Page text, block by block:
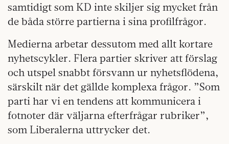
samtidigt som KD inte skiljer sig mycket från
de båda större partierna i sina profilfrågor.
Medierna arbetar dessutom med allt kortare
nyhetscykler. Flera partier skriver att förslag
och utspel snabbt försvann ur nyhetsflödena,
särskilt när det gällde komplexa frågor. ”Som
parti har vi en tendens att kommunicera i
fotnoter där väljarna efterfrågar rubriker”,
som Liberalerna uttrycker det.